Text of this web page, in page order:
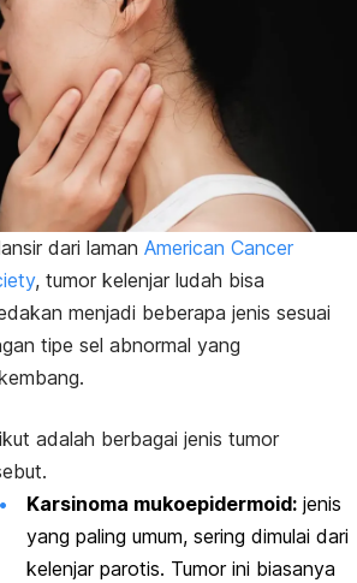
dari laman American Cancer
, tumor kelenjar ludah bisa
menjadi beberapa jenis sesuai
tipe sel abnormal yang
adalah berbagai jenis tumor
Karsinoma mukoepidermoid:jenis
yang paling umum, sering dimulai dari
kelenjar parotis. Tumor ini biasanya